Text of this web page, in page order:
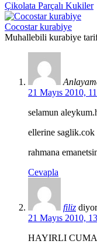
Çikolata Parçalı Kukiler
Cocostar kurabiye
Muhallebili kurabiye
21 Mayıs 2010,
selamun
ellerine
rahmana
Cevapla
filiz
21 Mayıs 2010,
HAYIRLI